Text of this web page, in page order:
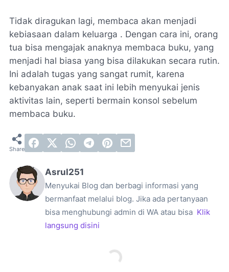
Tidak diragukan lagi, membaca akan menjadi
kebiasaan dalam keluarga . Dengan cara ini, orang
tua bisa mengajak anaknya membaca buku, yang
menjadi hal biasa yang bisa dilakukan secara rutin.
Ini adalah tugas yang sangat rumit, karena
kebanyakan anak saat ini lebih menyukai jenis
aktivitas lain, seperti bermain konsol sebelum
membaca buku.
Asrul251
Menyukai Blog dan berbagi informasi yang
bermanfaat melalui blog. Jika ada pertanyaan
bisa menghubungi admin di WA atau bisa Klik
langsung disini